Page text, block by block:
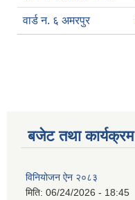
वार्ड न. ६ अमरपुर
बजेट तथा कार्यक्रम
विनियोजन ऐन २०८३
मिति: 06/24/2026 - 18:45